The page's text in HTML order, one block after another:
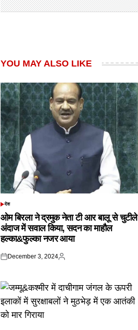
YOU MAY ALSO LIKE
POSTED
देश
ओम बिरला ने द्रमुक नेता टी आर बालू से चुटीले
अंदाज में सवाल किया, सदन का माहौल
हल्का&फुल्का नजर आया
Posted
December 3, 2024
Posted